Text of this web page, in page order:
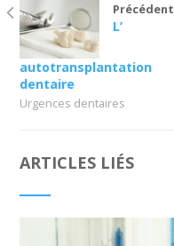
Précédent
L’
autotransplantation
dentaire
Urgences dentaires
ARTICLES LIÉS